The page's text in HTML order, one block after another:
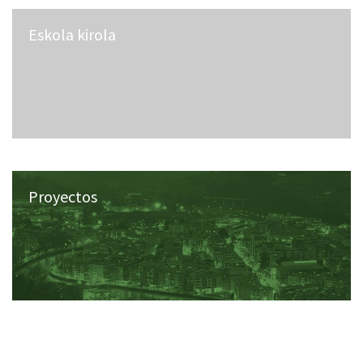
Eskola kirola
Proyectos